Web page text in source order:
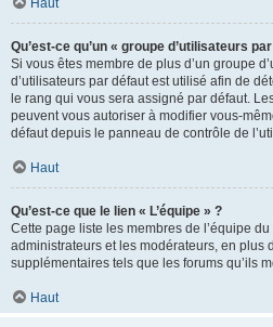
Haut
Qu’est-ce qu’un « groupe d’utilisateurs
Si vous êtes membre de plus d’un groupe
d’utilisateurs par défaut est utilisé afin de
le rang qui vous sera assigné par défaut.
peuvent vous autoriser à modifier vous-
défaut depuis le panneau de contrôle de
Haut
Qu’est-ce que le lien « L’équipe » ?
Cette page liste les membres de l’équipe
administrateurs et les modérateurs, en plus
supplémentaires tels que les forums qu’ils
Haut